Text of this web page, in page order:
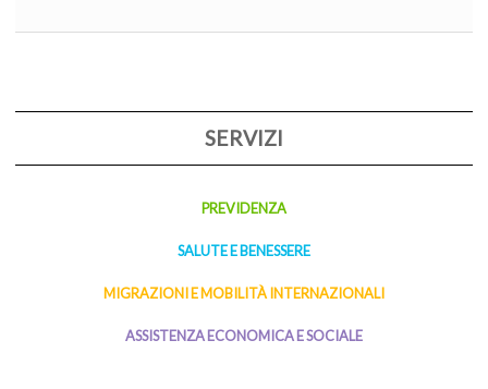
SERVIZI
PREVIDENZA
SALUTE E BENESSERE
MIGRAZIONI E MOBILITÀ INTERNAZIONALI
ASSISTENZA ECONOMICA E SOCIALE